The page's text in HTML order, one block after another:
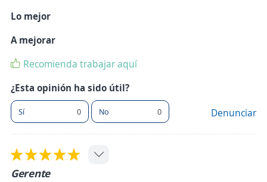
Lo mejor
A mejorar
Recomienda trabajar aquí
¿Esta opinión ha sido útil?
Sí 0 No 0 Denunciar
Gerente